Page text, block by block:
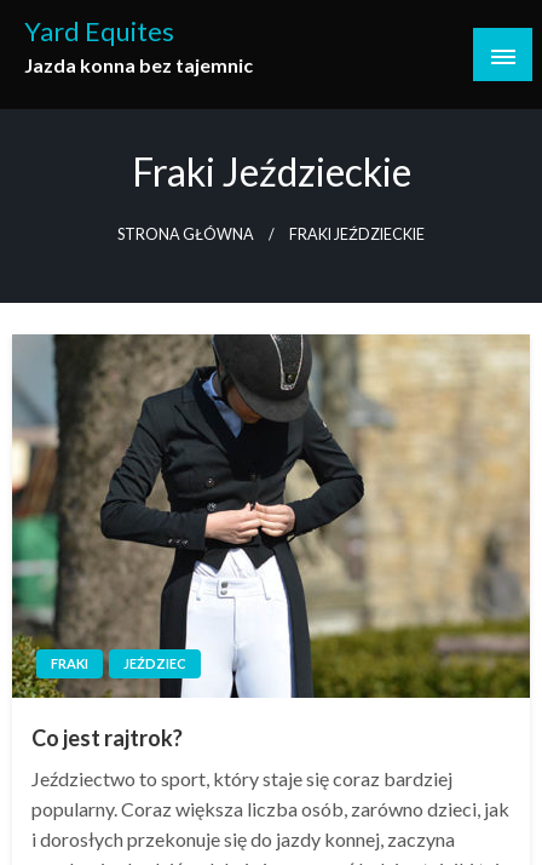
content
Yard Equites
Jazda konna bez tajemnic
Fraki Jeździeckie
STRONA GŁÓWNA FRAKI JEŹDZIECKIE
FRAKI JEŹDZIEC
Co jest rajtrok?
Jeździectwo to sport, który staje się coraz bardziej
popularny. Coraz większa liczba osób, zarówno dzieci, jak
i dorosłych przekonuje się do jazdy konnej, zaczyna